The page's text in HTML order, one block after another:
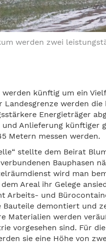
werden zwei
künftig um ein
werden
Energieträger
Anlieferung künftiger
Metern messen werden.
stellte dem Beirat
Bauphasen
wird man
Areal ihr Gelege
Arbeits- und
Bauteile demontiert und
Materialien werden
vorgesehen sind. Für
sie eine Höhe von